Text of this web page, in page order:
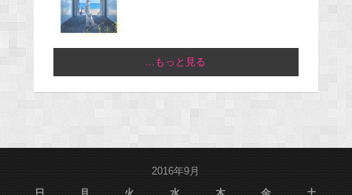
...もっと見る
2016年9月